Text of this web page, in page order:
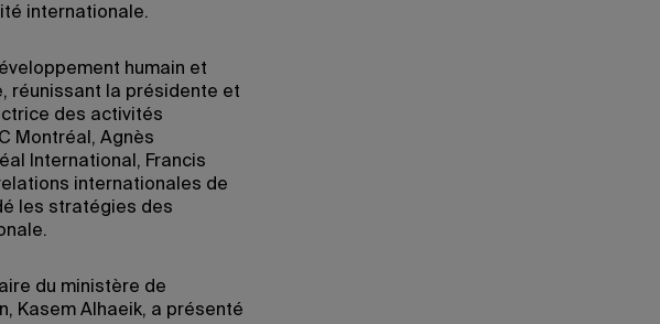
internationale.
humain et
réunissant la présidente et
des activités
Montréal, Agnès
International, Francis
internationales de
les stratégies des
du ministère de
Kasem Alhaeik, a présenté